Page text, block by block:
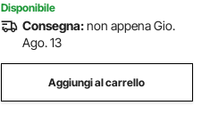
Disponibile
Consegna:non appena Gio.
Ago. 13
Aggiungi al carrello